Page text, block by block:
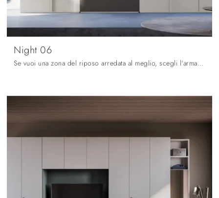
Night 06
Se vuoi una zona del riposo arredata al meglio, scegli l'armadio Night 06 con ante battenti di Orme!